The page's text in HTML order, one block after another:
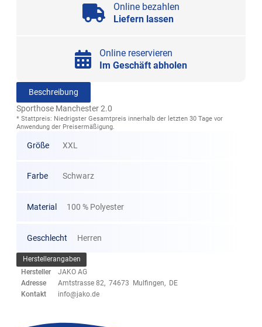
Online bezahlen
Liefern lassen
Online reservieren
Im Geschäft abholen
Beschreibung
Sporthose Manchester 2.0
* Stattpreis: Niedrigster Gesamtpreis innerhalb der letzten 30 Tage vor
Anwendung der Preisermäßigung.
Größe XXL
Farbe Schwarz
Material 100 % Polyester
Geschlecht Herren
Herstellerangaben
Hersteller
JAKO AG
Adresse
Amtstrasse 82, 74673 Mulfingen, DE
Kontakt
info@jako.de